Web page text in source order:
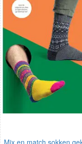
Mix en match sokken